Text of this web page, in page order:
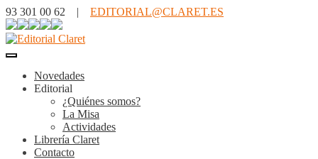
93 301 00 62 | EDITORIAL@CLARET.ES
Novedades
Editorial
¿Quiénes somos?
La Misa
Actividades
Librería Claret
Contacto